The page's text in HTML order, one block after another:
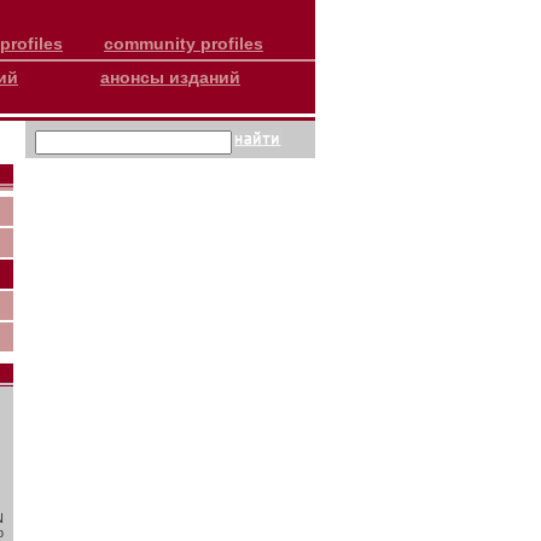
community profiles
анонсы изданий